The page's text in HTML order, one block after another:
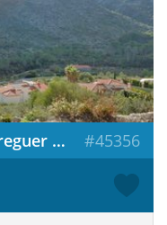
Bouwgrond te koop in Pedreguer / Spanje #45356